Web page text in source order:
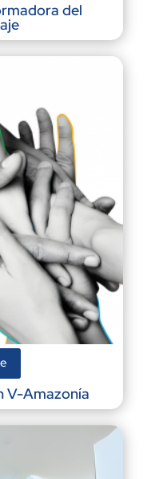
del
V-Amazonía